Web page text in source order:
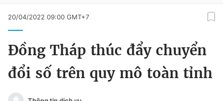
Chuyên mục
Đổi mật khẩu
Tin đã lưu
20/04/2022 09:00 GMT+7
Đồng Tháp thúc đẩy chuyển
đổi số trên quy mô toàn tỉnh